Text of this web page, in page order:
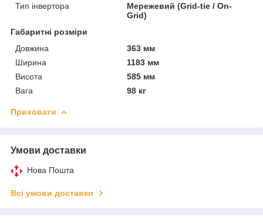
Тип інвертора
Мережевий (Grid-tie / On-
Grid)
Габаритні розміри
Довжина
363 мм
Ширина
1183 мм
Висота
585 мм
Вага
98 кг
Приховати
Умови доставки
Нова Пошта
Всі умови доставки